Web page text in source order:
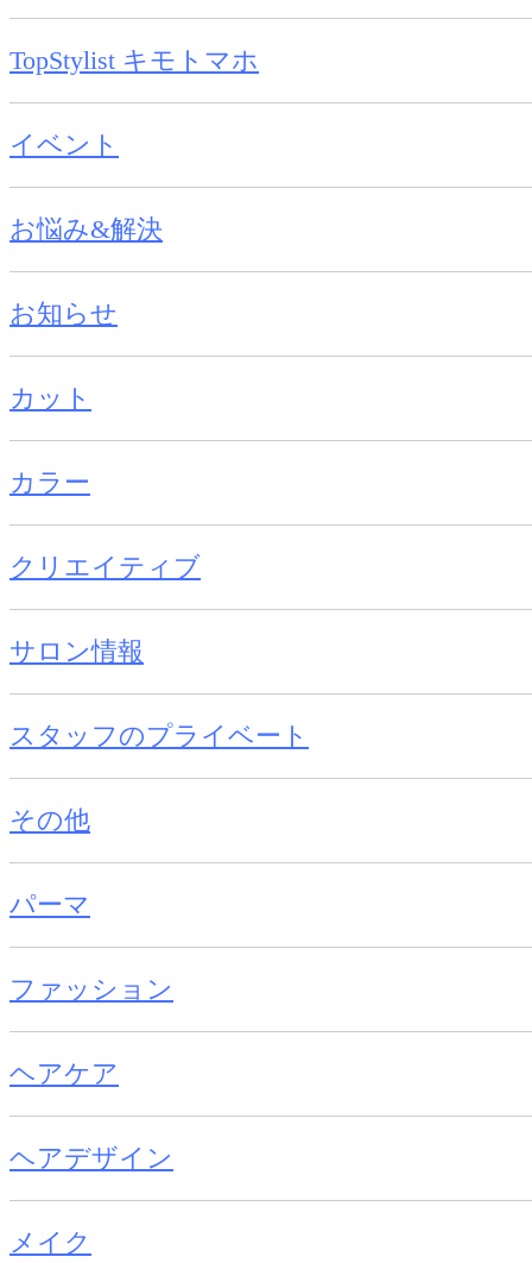
TopStylist キモトマホ
イベント
お悩み&解決
お知らせ
カット
カラー
クリエイティブ
サロン情報
スタッフのプライベート
その他
パーマ
ファッション
ヘアケア
ヘアデザイン
メイク